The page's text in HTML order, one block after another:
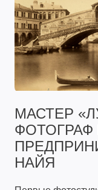
МАСТЕР
ФОТОГРАФ
НАЙЯ